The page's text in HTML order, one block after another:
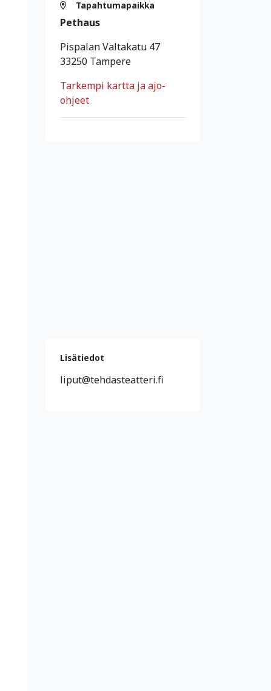
Tapahtumapaikka
Pethaus
Pispalan Valtakatu 47
33250 Tampere
Tarkempi kartta ja ajo-
ohjeet
Lisätiedot
liput@tehdasteatteri.fi